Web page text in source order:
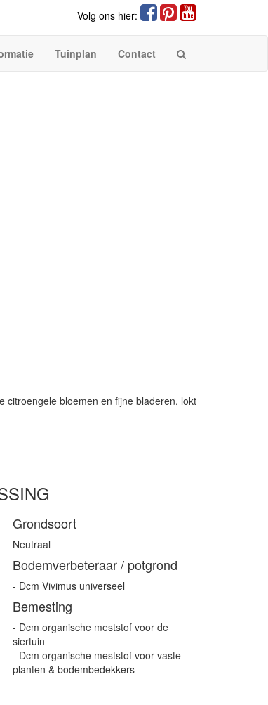
Volg ons hier:
Tuinplan Contact
citroengele bloemen en fijne bladeren, lokt
Grondsoort
Neutraal
Bodemverbeteraar / potgrond
- Dcm Vivimus universeel
Bemesting
- Dcm organische meststof voor de
siertuin
- Dcm organische meststof voor vaste
planten & bodembedekkers